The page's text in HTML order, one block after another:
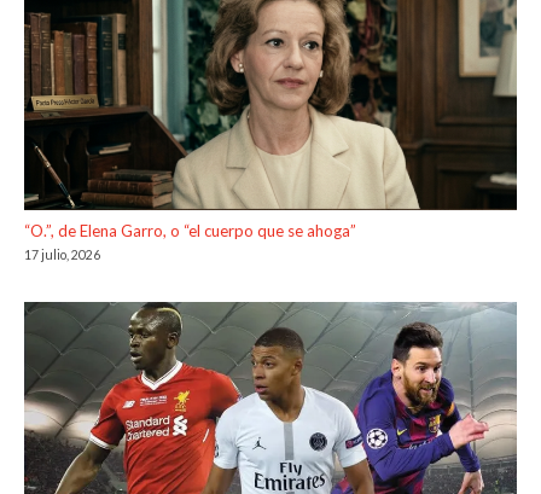
“O.”, de Elena Garro, o “el cuerpo que se ahoga”
17 julio, 2026